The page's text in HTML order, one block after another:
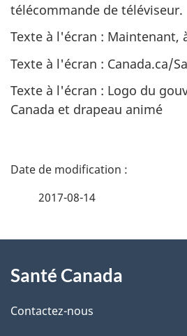
télécommande de téléviseur.
Texte à l'écran : Maintenant,
Texte à l'écran : Canada.ca/
Texte à l'écran : Logo du
Canada et drapeau animé
D
i
l
2017-08-14
propos
de
Santé Canada
Contactez-nous